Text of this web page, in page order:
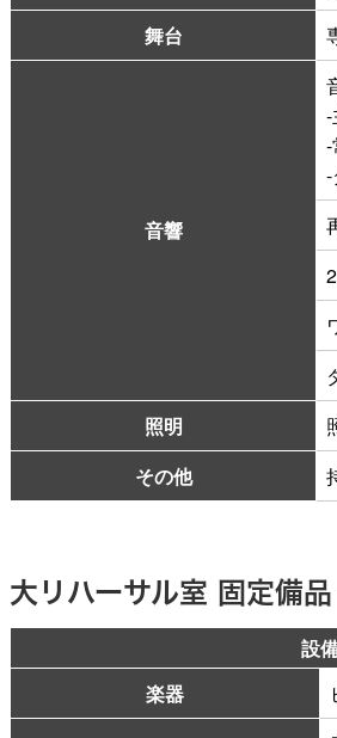
舞台
音響
-
照明
その他
大リハーサル室 固定備品
設
楽器